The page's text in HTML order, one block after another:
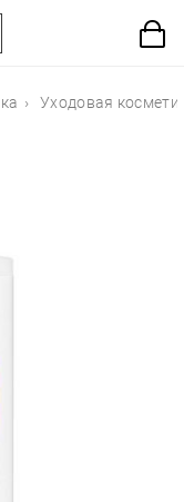
Уходовая